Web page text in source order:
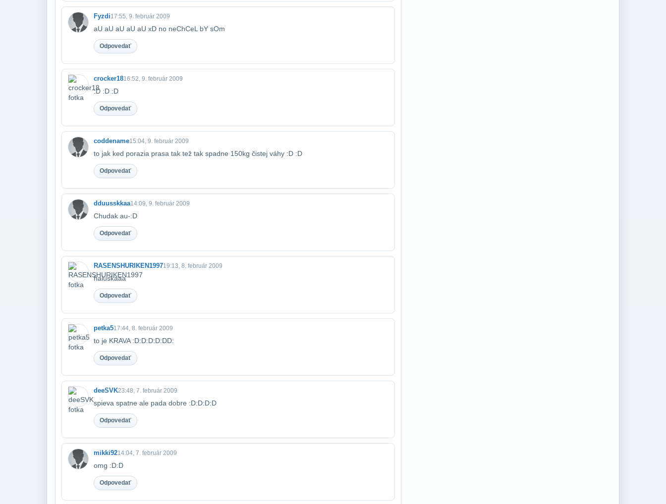
Fyzdi17:55, 9. február 2009
aU aU aU aU aU xD no neChCeL bY sOm
Odpovedať
crocker1816:52, 9. február 2009
:D :D :D
Odpovedať
coddename15:04, 9. február 2009
to jak ked porazia prasa tak tež tak spadne 150kg čistej váhy :D :D
Odpovedať
dduusskkaa14:09, 9. február 2009
Chudak au-:D
Odpovedať
RASENSHURIKEN199719:13, 8. február 2009
haluskaaa
Odpovedať
petka517:44, 8. február 2009
to je KRAVA :D:D:D:D:DD:
Odpovedať
deeSVK23:48, 7. február 2009
spieva spatne ale pada dobre :D:D:D:D
Odpovedať
mikki9214:04, 7. február 2009
omg :D:D
Odpovedať